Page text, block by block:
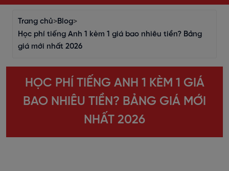
Trang chủ>Blog>
Học phí tiếng Anh 1 kèm 1 giá bao nhiêu tiền? Bảng
giá mới nhất 2026
HỌC PHÍ TIẾNG ANH 1 KÈM 1 GIÁ
BAO NHIÊU TIỀN? BẢNG GIÁ MỚI
NHẤT 2026